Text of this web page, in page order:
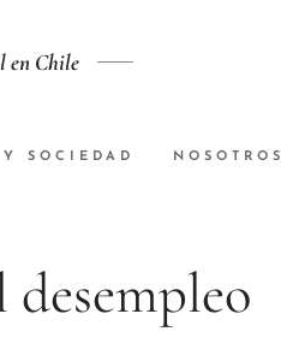
en Chile
SOCIEDAD NOSOTROS